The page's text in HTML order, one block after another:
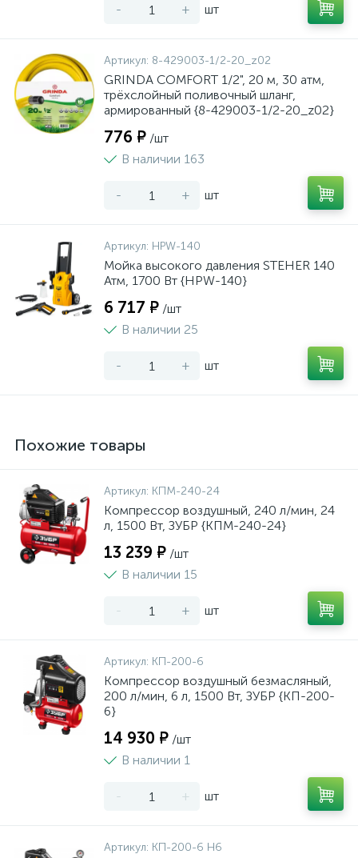
- + шт
Артикул: 8-429003-1/2-20_z02
GRINDA COMFORT 1/2", 20 м, 30 атм,
трёхслойный поливочный шланг,
армированный {8-429003-1/2-20_z02}
776 ₽ /шт
В наличии 163
- + шт
Артикул: HPW-140
Мойка высокого давления STEHER 140
Атм, 1700 Вт {HPW-140}
6 717 ₽ /шт
В наличии 25
- + шт
Похожие товары
Артикул: КПМ-240-24
Компрессор воздушный, 240 л/мин, 24
л, 1500 Вт, ЗУБР {КПМ-240-24}
13 239 ₽ /шт
В наличии 15
- + шт
Артикул: КП-200-6
Компрессор воздушный безмасляный,
200 л/мин, 6 л, 1500 Вт, ЗУБР {КП-200-
6}
14 930 ₽ /шт
В наличии 1
- + шт
Артикул: КП-200-6 Н6